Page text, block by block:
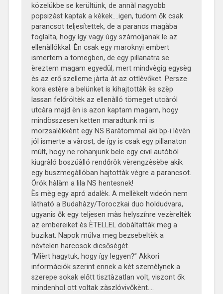
közelükbe se kerültünk, de annàl nagyobb
popsizàst kaptak a kèkek….igen, tudom ők csak
parancsot teljesítettek, de a parancs magàba
foglalta, hogy így vagy úgy szàmoljanak le az
ellenàllókkal. Èn csak egy maroknyi embert
ismertem a tömegben, de egy pillanatra se
èreztem magam egyedül, mert mindvègig egysèg
ès az erő szelleme jàrta àt az ottlèvőket. Persze
kora estère a belünket is kihajtottàk ès szèp
lassan felőröltèk az ellenàlló tömeget utcàról
utcàra majd èn is azon kaptam magam, hogy
mindösszesen ketten maradtunk mi is
morzsalèkkènt egy NS Baràtommal aki bp-i lèvèn
jól ismerte a vàrost, de így is csak egy pillanaton
múlt, hogy ne rohanjunk bele egy civil autóból
kiugràló boszúàlló rendőrök vèrengzèsèbe akik
egy buszmegàllóban hajtottàk vègre a parancsot.
Örök hàlàm a lila NS hentesnek!
Ès mèg egy apró adalèk. A mellèkelt videón nem
làtható a Budahàzy/Toroczkai duo holdudvara,
ugyanis ők egy teljesen màs helyszínre vezèreltèk
az embereiket ès ÈTELLEL dobàltattàk meg a
buzikat. Napok múlva meg bezsebeltèk a
nèvtelen harcosok dicsősègèt.
“Mièrt hagytuk, hogy így legyen?” Akkori
informàciók szerint ennek a kèt szemèlynek a
szerepe sokak előtt tisztàzatlan volt, viszont ők
mindenhol ott voltak zàszlóvivőkènt….